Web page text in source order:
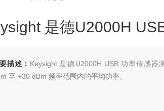
是德U2000H
描述： Keysight 是德U2000H USB 功率传感
至 +30 dBm 频率范围内的平均功率。